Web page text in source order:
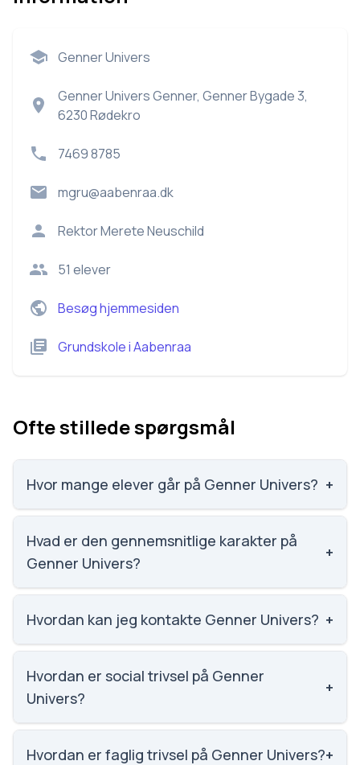
Genner Univers
Genner Univers Genner, Genner Bygade 3,
6230 Rødekro
7469 8785
mgru@aabenraa.dk
RektorMerete Neuschild
51 elever
Besøg hjemmesiden
GrundskoleiAabenraa
Ofte stillede spørgsmål
Hvor mange elever går på Genner Univers? +
Genner Univers har 51 elever, hvilket gør den til
nummer 2202 ud af 3143 skoler.
Hvad er den gennemsnitlige karakter på
Genner Univers?
+
Vi har ikke data om karaktergennemsnittet for
Genner Univers.
Hvordan kan jeg kontakte Genner Univers? +
Email: mgru@aabenraa.dk. Telefon: 7469 8785.
Adresse: Genner Univers Genner, Genner Bygade 3,
6230 Rødekro. Skoleleder: Merete Neuschild.
Hvordan er social trivsel på Genner
Univers?
+
Social trivsel på Genner Univers er 4.2 ud af 5,
nummer 83 ud af 3143 skoler. Scoren er baseret på
Hvordan er faglig trivsel på Genner Univers?+